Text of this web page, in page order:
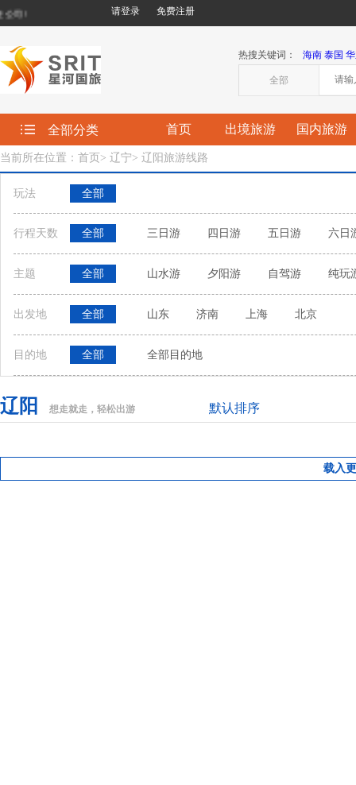
司! 请登录 免费注册
热搜关键词： 海南 泰国
全部
全部分类 首页 出境旅游 国内旅游
当前所在位置：首页 > 辽宁> 辽阳旅游线路
玩法 全部
行程天数 全部 三日游 四日游 五日游 六日
主题 全部 山水游 夕阳游 自驾游 纯玩
出发地 全部 山东 济南 上海 北京
目的地 全部 全部目的地
辽阳 想走就走，轻松出游 默认排序
载入